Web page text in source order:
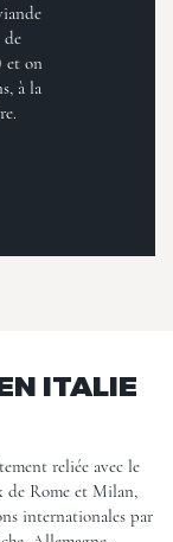
de
on
à la
ITALIE
reliée avec le
de Rome et Milan,
internationales par